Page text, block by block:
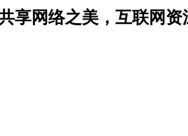
享网络之美，互联网资